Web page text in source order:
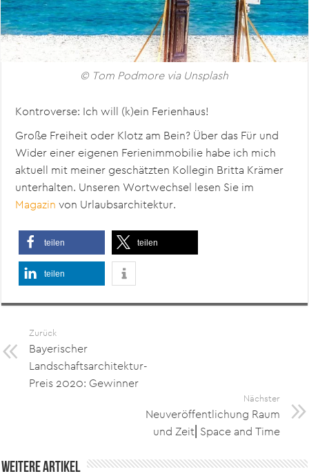
© Tom Podmore via Unsplash
Kontroverse: Ich will (k)ein Ferienhaus!
Große Freiheit oder Klotz am Bein? Über das Für und
Wider einer eigenen Ferienimmobilie habe ich mich
aktuell mit meiner geschätzten Kollegin Britta Krämer
unterhalten. Unseren Wortwechsel lesen Sie im
Magazin von Urlaubsarchitektur.
teilen teilen
teilen
Zurück
Bayerischer
Landschaftsarchitektur-
Preis 2020: Gewinner
Nächster
Neuveröffentlichung Raum
und Zeit⎜Space and Time
Weitere Artikel